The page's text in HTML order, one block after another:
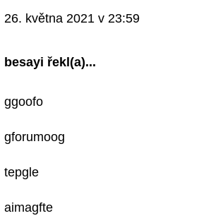
26. května 2021 v 23:59
besayi řekl(a)...
ggoofo
gforumoog
tepgle
aimagfte